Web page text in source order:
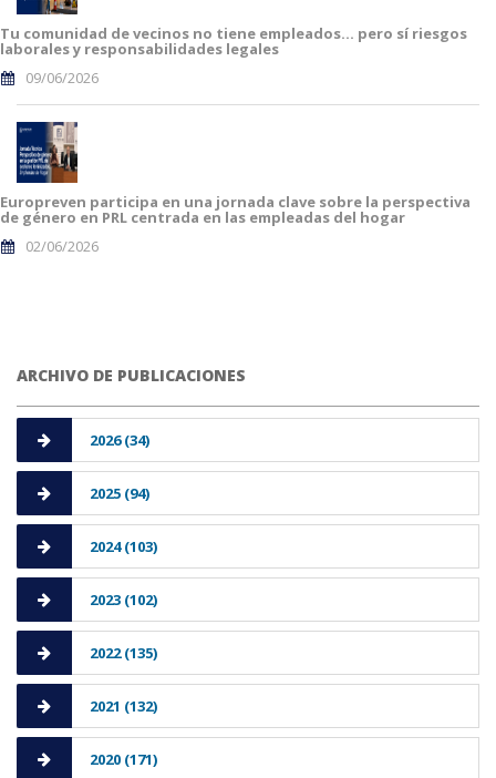
Tu comunidad de vecinos no tiene empleados… pero sí riesgos
laborales y responsabilidades legales
09/06/2026
Europreven participa en una jornada clave sobre la perspectiva
de género en PRL centrada en las empleadas del hogar
02/06/2026
ARCHIVO DE PUBLICACIONES
2026 (34)
2025 (94)
2024 (103)
2023 (102)
2022 (135)
2021 (132)
2020 (171)